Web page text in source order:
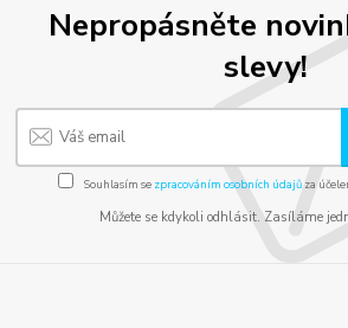
Nepropásněte
slevy!
Souhlasím se zpracováním osobních údajůza
Můžete se kdykoli odhlásit. Zasíláme